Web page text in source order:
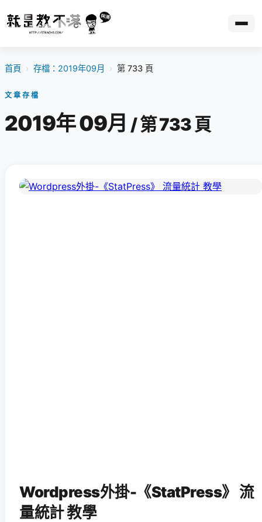
首頁 › 存檔：2019年09月 › 第 733 頁
文章存檔
2019年 09月 / 第 733 頁
Wordpress外掛-《StatPress》 流
量統計 教學